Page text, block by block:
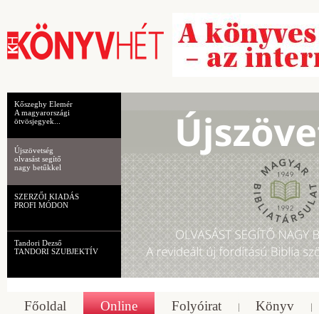
Kőszeghy Elemér
A magyarországi
ötvösjegyek...
Újszövetség
olvasást segítő
nagy betűkkel
SZERZŐI KIADÁS
PROFI MÓDON
Tandori Dezső
TANDORI SZUBJEKTÍV
Főoldal Online Folyóirat Könyv